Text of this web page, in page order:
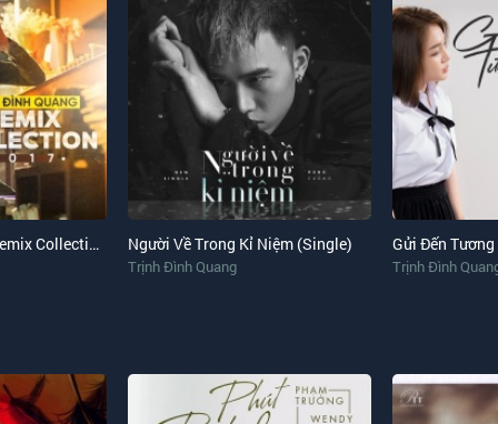
Trịnh Đình Quang Remix Collection 2017 Người Về Trong Kỉ Niệm (Single)
Trịnh Đình Quang
Gửi Đến
Trịnh Đình